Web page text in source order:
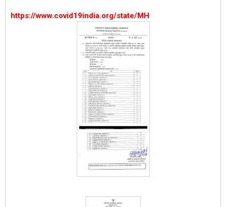
https://www.covid19india.org/state/MH